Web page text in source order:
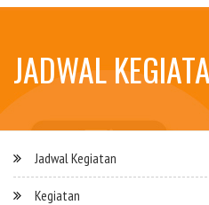
JADWAL
Jadwal Kegiatan
Kegiatan